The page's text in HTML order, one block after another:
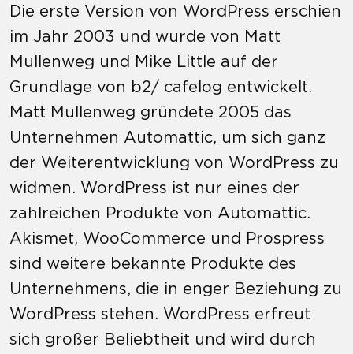
Die erste Version von WordPress erschien
im Jahr 2003 und wurde von Matt
Mullenweg und Mike Little auf der
Grundlage von b2/ cafelog entwickelt.
Matt Mullenweg gründete 2005 das
Unternehmen Automattic, um sich ganz
der Weiterentwicklung von WordPress zu
widmen. WordPress ist nur eines der
zahlreichen Produkte von Automattic.
Akismet, WooCommerce und Prospress
sind weitere bekannte Produkte des
Unternehmens, die in enger Beziehung zu
WordPress stehen. WordPress erfreut
sich großer Beliebtheit und wird durch